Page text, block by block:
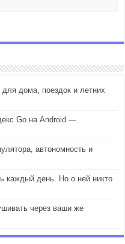
для дома, поездок и летних
Go на Android —
автономность и
каждый день. Но о ней никто
через ваши же